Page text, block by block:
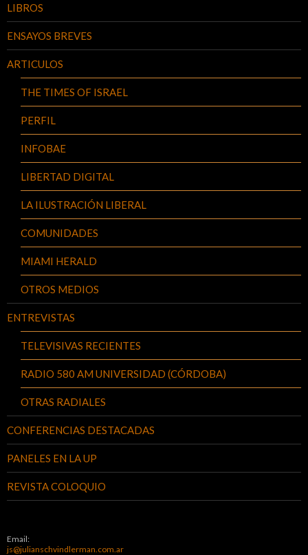
LIBROS
ENSAYOS BREVES
ARTICULOS
THE TIMES OF ISRAEL
PERFIL
INFOBAE
LIBERTAD DIGITAL
LA ILUSTRACIÓN LIBERAL
COMUNIDADES
MIAMI HERALD
OTROS MEDIOS
ENTREVISTAS
TELEVISIVAS RECIENTES
RADIO 580 AM UNIVERSIDAD (CÓRDOBA)
OTRAS RADIALES
CONFERENCIAS DESTACADAS
PANELES EN LA UP
REVISTA COLOQUIO
Email:
js@julianschvindlerman.com.ar